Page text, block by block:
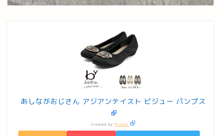
あしながおじさん アジアンテイスト ビジュー パンプス
created by Rinker